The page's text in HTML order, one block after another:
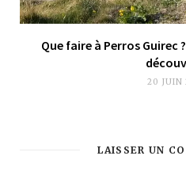
Que faire à Perros Guirec
20 JUIN
LAISSER UN